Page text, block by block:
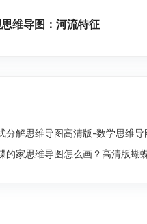
维导图：河流特征
分解思维导图高清版-数学思维导
家思维导图怎么画？高清版蝴蝶的